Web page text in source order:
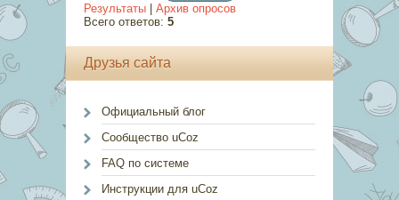
Результаты
Архив опросов
Всего ответов: 5
Друзья сайта
Официальный блог
Сообщество uCoz
FAQ по системе
Инструкции для uCoz